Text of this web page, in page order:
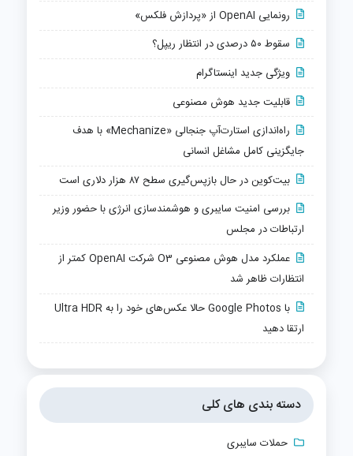
رونمایی OpenAI از «پردازش فلکس»
سقوط ۵۰ درصدی در انتظار ریپل؟
ویژگی جدید اینستاگرام
قابلیت جدید هوش مصنوعی
راه‌اندازی استارت‌آپ جنجالی «Mechanize» با هدف
جایگزینی کامل مشاغل انسانی
بیت‌کوین در حال بازپس‌گیری سطح ۸۷ هزار دلاری است
بررسی امنیت سایبری و هوشمندسازی انرژی با حضور وزیر
ارتباطات در مجلس
عملکرد مدل هوش مصنوعی O3 شرکت OpenAI کمتر از
انتظارات ظاهر شد
با Google Photos حالا عکس‌های خود را به Ultra HDR
ارتقا دهید
دسته بندی های کلی
حملات سایبری